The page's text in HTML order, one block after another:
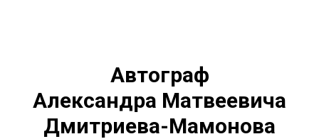
Автограф
Александра Матвеевича
Дмитриева-Мамонова